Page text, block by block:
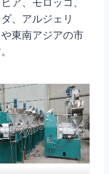
ア、モロッコ、
、アルジェリ
東南アジアの市